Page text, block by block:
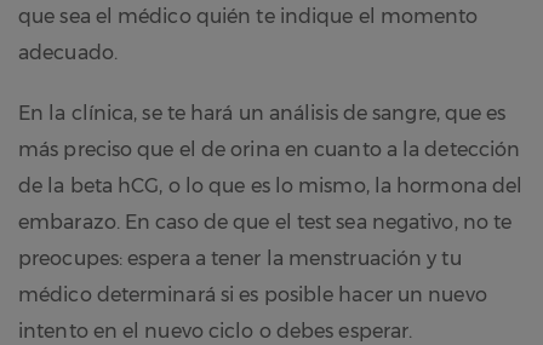
que sea el médico quién te indique el momento
adecuado.
En la clínica, se te hará un análisis de sangre, que es
más preciso que el de orina en cuanto a la detección
de la beta hCG, o lo que es lo mismo, la hormona del
embarazo. En caso de que el test sea negativo, no te
preocupes: espera a tener la menstruación y tu
médico determinará si es posible hacer un nuevo
intento en el nuevo ciclo o debes esperar.